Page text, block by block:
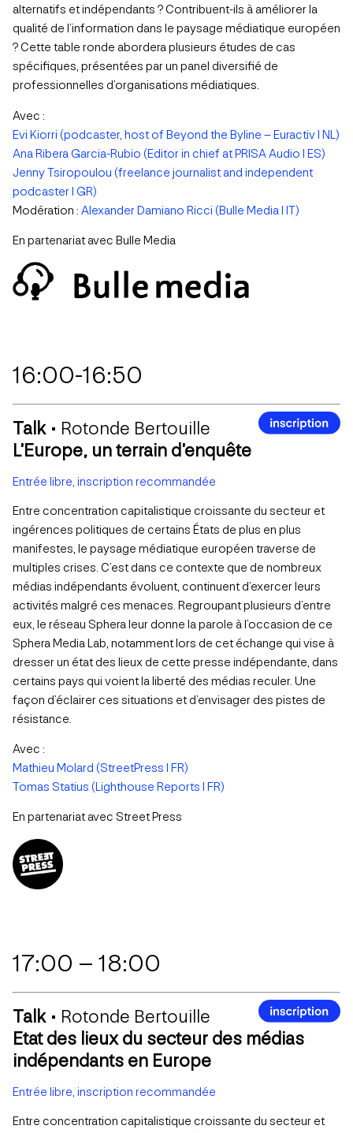
alternatifs et indépendants ? Contribuent-ils à améliorer la
qualité de l’information dans le paysage médiatique européen
? Cette table ronde abordera plusieurs études de cas
spécifiques, présentées par un panel diversifié de
professionnelles d’organisations médiatiques.
Avec :
Evi Kiorri (podcaster, host of Beyond the Byline – Euractiv I NL)
Ana Ribera Garcia-Rubio (Editor in chief at PRISA Audio I ES)
Jenny Tsiropoulou (freelance journalist and independent
podcaster I GR)
Modération : Alexander Damiano Ricci (Bulle Media I IT)
En partenariat avec Bulle Media
16:00-16:50
Talk • Rotonde Bertouille
L’Europe, un terrain d’enquête
Entrée libre, inscription recommandée
Entre concentration capitalistique croissante du secteur et
ingérences politiques de certains États de plus en plus
manifestes, le paysage médiatique européen traverse de
multiples crises. C’est dans ce contexte que de nombreux
médias indépendants évoluent, continuent d’exercer leurs
activités malgré ces menaces. Regroupant plusieurs d’entre
eux, le réseau Sphera leur donne la parole à l’occasion de ce
Sphera Media Lab, notamment lors de cet échange qui vise à
dresser un état des lieux de cette presse indépendante, dans
certains pays qui voient la liberté des médias reculer. Une
façon d’éclairer ces situations et d’envisager des pistes de
résistance.
Avec :
Mathieu Molard (StreetPress I FR)
Tomas Statius (Lighthouse Reports I FR)
En partenariat avec Street Press
17:00 – 18:00
Talk • Rotonde Bertouille
Etat des lieux du secteur des médias
indépendants en Europe
Entrée libre, inscription recommandée
Entre concentration capitalistique croissante du secteur et